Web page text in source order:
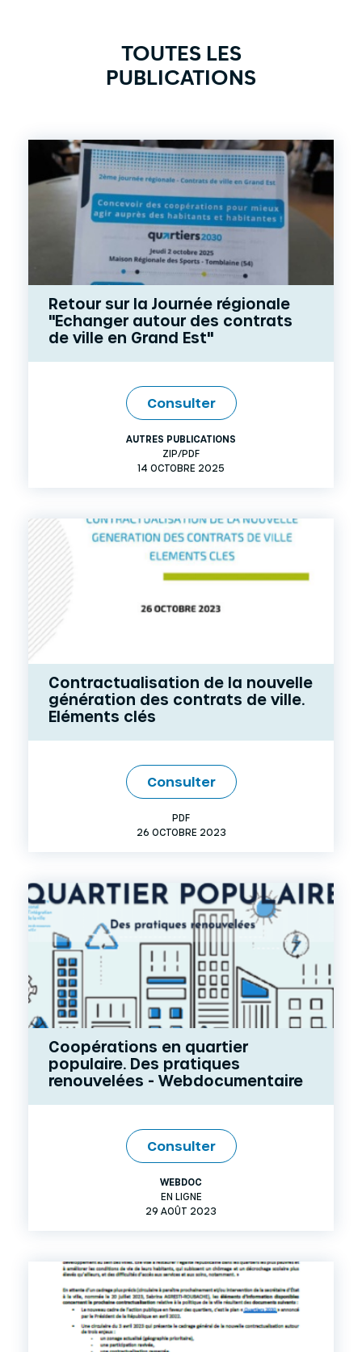
TOUTES LES
PUBLICATIONS
Retour sur la Journée régionale
"Echanger autour des contrats
de ville en Grand Est"
Consulter
AUTRES PUBLICATIONS
ZIP/PDF
14 OCTOBRE 2025
Contractualisation de la nouvelle
génération des contrats de ville.
Eléments clés
Consulter
PDF
26 OCTOBRE 2023
Coopérations en quartier
populaire. Des pratiques
renouvelées - Webdocumentaire
Consulter
WEBDOC
EN LIGNE
29 AOÛT 2023